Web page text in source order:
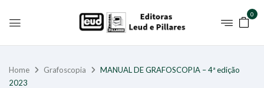
0
Home Grafoscopia
MANUAL DE GRAFOSCOPIA – 4ª edição
2023